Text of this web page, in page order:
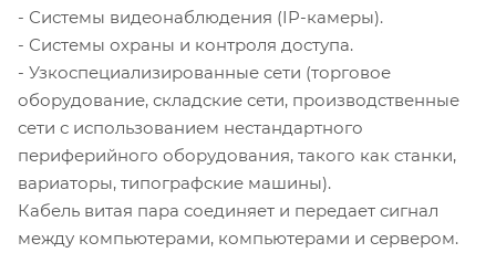
- Системы видеонаблюдения (IP-камеры).
- Системы охраны и контроля доступа.
- Узкоспециализированные сети (торговое
оборудование, складские сети, производственные
сети с использованием нестандартного
периферийного оборудования, такого как станки,
вариаторы, типографские машины).
Кабель витая пара соединяет и передает сигнал
между компьютерами, компьютерами и сервером.